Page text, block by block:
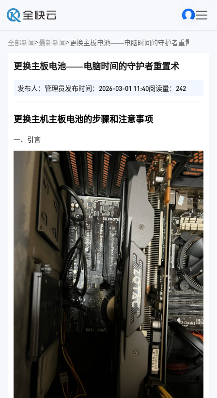
全部新闻>最新新闻>更换主板电池——电脑时间的守护者重置术
更换主板电池——电脑时间的守护者重置术
发布人：管理员发布时间：2026-03-01 11:40阅读量：242
更换主机主板电池的步骤和注意事项
一、引言